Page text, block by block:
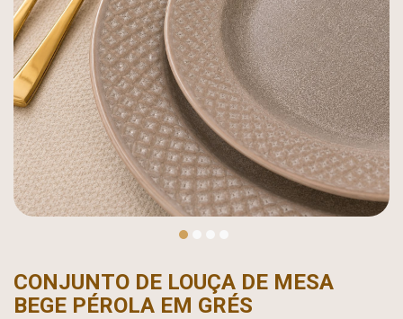
CONJUNTO DE LOUÇA DE MESA
BEGE PÉROLA EM GRÉS